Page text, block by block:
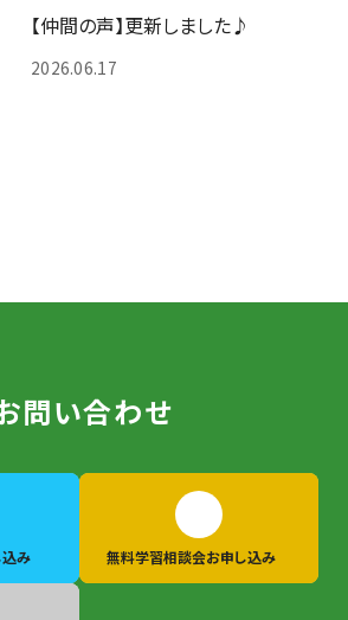
【仲間の声】更新しました♪
2026.06.17
問い合わせ
み 無料学習相談会お申し込み